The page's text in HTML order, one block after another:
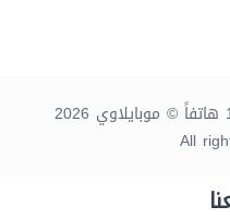
All